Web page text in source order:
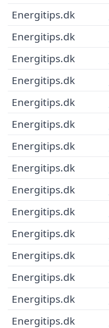
Energitips.dk
Energitips.dk
Energitips.dk
Energitips.dk
Energitips.dk
Energitips.dk
Energitips.dk
Energitips.dk
Energitips.dk
Energitips.dk
Energitips.dk
Energitips.dk
Energitips.dk
Energitips.dk
Energitips.dk